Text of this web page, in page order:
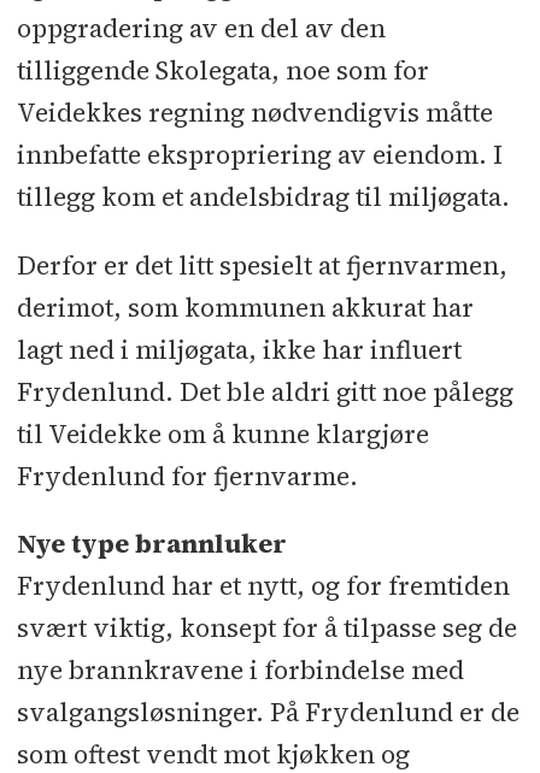
oppgradering av en del av den
tilliggende Skolegata, noe som for
Veidekkes regning nødvendigvis måtte
innbefatte ekspropriering av eiendom. I
tillegg kom et andelsbidrag til miljøgata.
Derfor er det litt spesielt at fjernvarmen,
derimot, som kommunen akkurat har
lagt ned i miljøgata, ikke har influert
Frydenlund. Det ble aldri gitt noe pålegg
til Veidekke om å kunne klargjøre
Frydenlund for fjernvarme.
Nye type brannluker
Frydenlund har et nytt, og for fremtiden
svært viktig, konsept for å tilpasse seg de
nye brannkravene i forbindelse med
svalgangsløsninger. På Frydenlund er de
som oftest vendt mot kjøkken og